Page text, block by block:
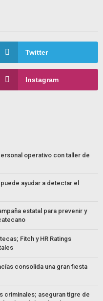
Twitter
Instagram
operativo con taller de
ayudar a detectar el
estatal para prevenir y
Fitch y HR Ratings
consolida una gran fiesta
criminales; aseguran tigre de